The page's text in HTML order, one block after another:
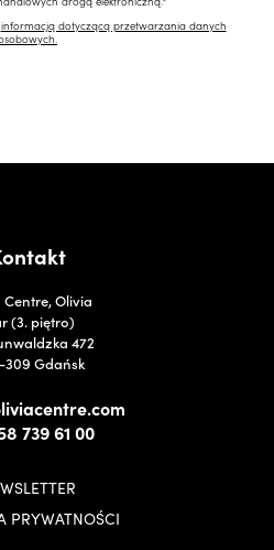
informacją dotyczącą przetwarzania danych
Olivia
(3. piętro)
472
Gdańsk
739 61 00
PRYWATNOŚCI